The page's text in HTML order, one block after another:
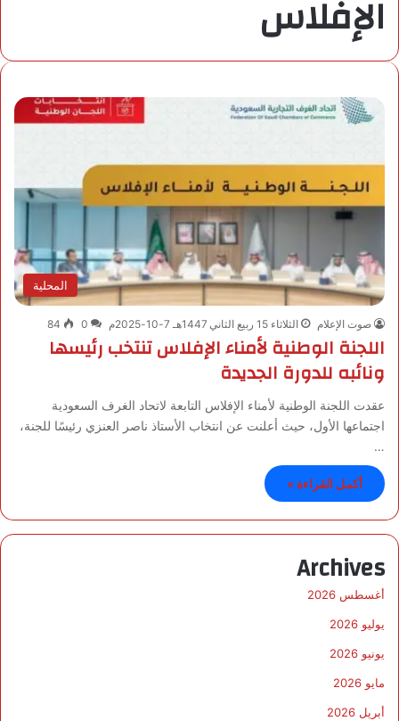
الإفلاس
المحلية
صوت الإعلام الثلاثاء 15 ربيع الثاني 1447هـ 7-10-2025م 0
84
اللجنة الوطنية لأمناء الإفلاس تنتخب رئيسها
ونائبه للدورة الجديدة
عقدت اللجنة الوطنية لأمناء الإفلاس التابعة لاتحاد الغرف السعودية
اجتماعها الأول، حيث أعلنت عن انتخاب الأستاذ ناصر العنزي رئيسًا للجنة،
…
أكمل القراءة »
Archives
أغسطس 2026
يوليو 2026
يونيو 2026
مايو 2026
أبريل 2026